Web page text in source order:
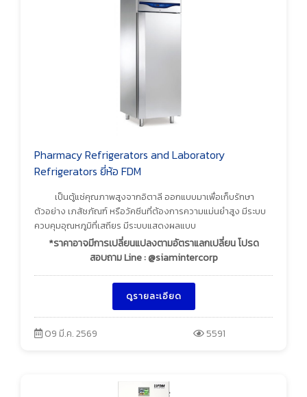
Pharmacy Refrigerators and Laboratory
Refrigerators ยี่ห้อ FDM
เป็นตู้แช่คุณภาพสูงจากอิตาลี ออกแบบมาเพื่อเก็บรักษา
ตัวอย่าง เภสัชภัณฑ์ หรือวัคซีนที่ต้องการความแม่นยำสูง มีระบบ
ควบคุมอุณหภูมิที่เสถียร มีระบบแสดงผลแบบ
*ราคาอาจมีการเปลี่ยนแปลงตามอัตราแลกเปลี่ยน โปรด
สอบถาม Line : @siamintercorp
ดูรายละเอียด
09 มี.ค. 2569 5591